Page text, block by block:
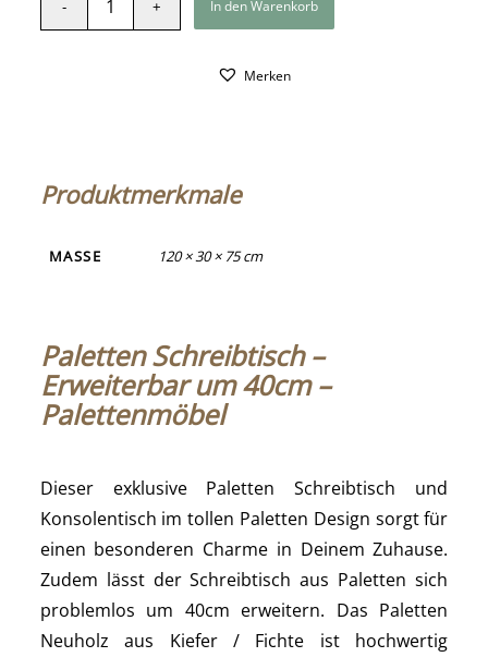
In den Warenkorb
Merken
Produktmerkmale
MASSE 120 × 30 × 75 cm
Paletten Schreibtisch –
Erweiterbar um 40cm –
Palettenmöbel
Dieser exklusive Paletten Schreibtisch und
Konsolentisch im tollen Paletten Design sorgt für
einen besonderen Charme in Deinem Zuhause.
Zudem lässt der Schreibtisch aus Paletten sich
problemlos um 40cm erweitern. Das Paletten
Neuholz aus Kiefer / Fichte ist hochwertig